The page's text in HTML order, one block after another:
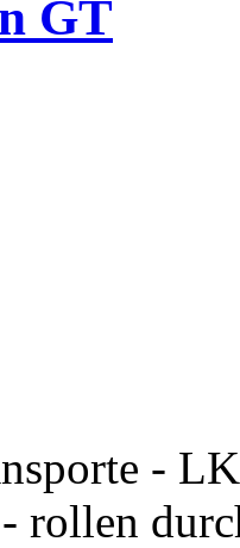
GT
-
rollen